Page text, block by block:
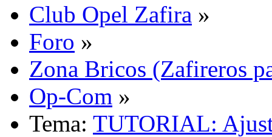
Club Opel Zafira »
Foro »
Zona Bricos (Zafireros
Op-Com »
Tema: TUTORIAL: